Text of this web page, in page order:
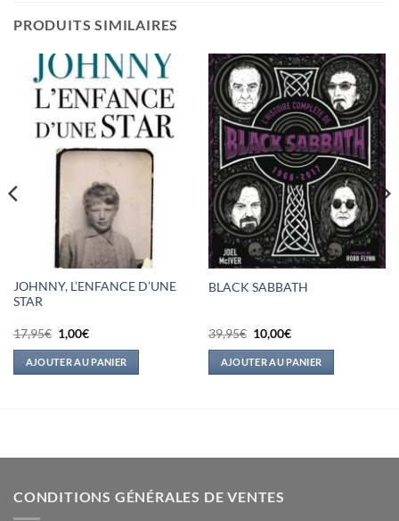
PRODUITS SIMILAIRES
JOHNNY, L’ENFANCE D’UNE
STAR
17,95€ Le
prix
initial
était :
17,95€.
1,00€Le
actuel
est :
1,00€.
AJOUTER AU PANIER
BLACK SABBATH
39,95€ Le
prix
initial
était :
39,95€.
10,00€Le
actuel
est :
10,00€.
AJOUTER AU PANIER
CONDITIONS GÉNÉRALES DE VENTES